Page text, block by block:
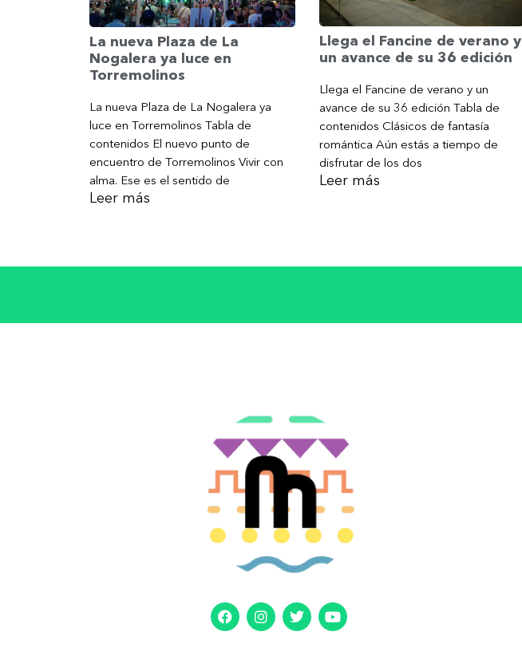
La nueva Plaza de La
Nogalera ya luce en
Torremolinos
La nueva Plaza de La Nogalera ya
luce en Torremolinos Tabla de
contenidos El nuevo punto de
encuentro de Torremolinos Vivir con
alma. Ese es el sentido de
Leer más
Llega el Fancine de verano y
un avance de su 36 edición
Llega el Fancine de verano y un
avance de su 36 edición Tabla de
contenidos Clásicos de fantasía
romántica Aún estás a tiempo de
disfrutar de los dos
Leer más